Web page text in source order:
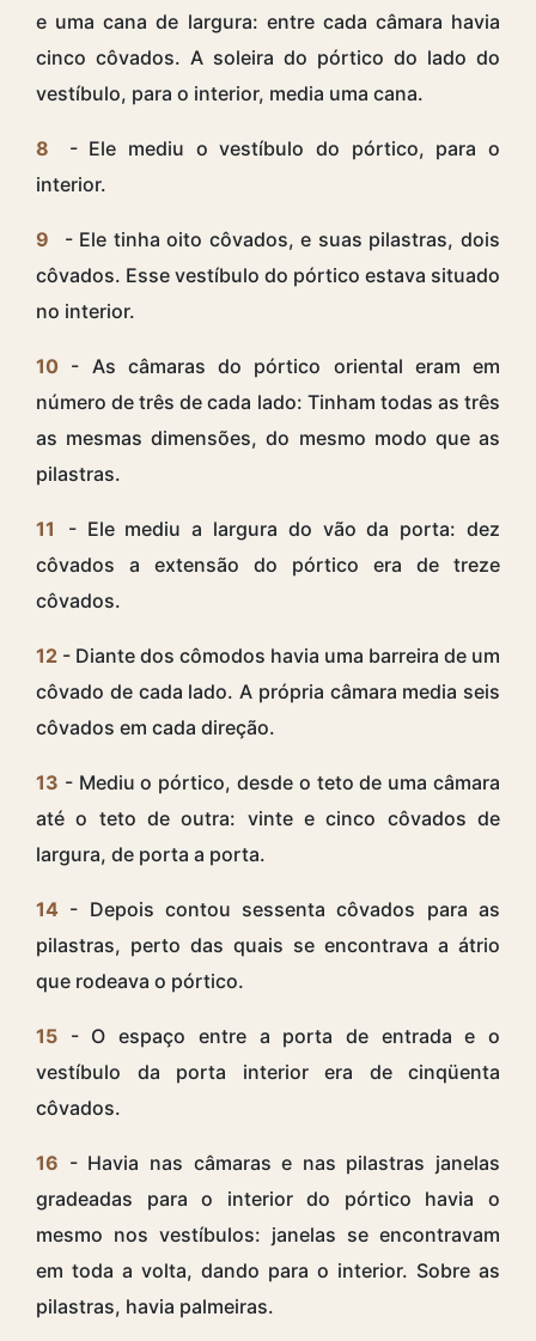
e uma cana de largura: entre cada câmara havia
cinco côvados. A soleira do pórtico do lado do
vestíbulo, para o interior, media uma cana.
8
- Ele mediu o vestíbulo do pórtico, para o
interior.
9
- Ele tinha oito côvados, e suas pilastras, dois
côvados. Esse vestíbulo do pórtico estava situado
no interior.
10 - As câmaras do pórtico oriental eram em
número de três de cada lado: Tinham todas as três
as mesmas dimensões, do mesmo modo que as
pilastras.
11
- Ele mediu a largura do vão da porta: dez
côvados a extensão do pórtico era de treze
côvados.
12 - Diante dos cômodos havia uma barreira de um
côvado de cada lado. A própria câmara media seis
côvados em cada direção.
13 - Mediu o pórtico, desde o teto de uma câmara
até o teto de outra: vinte e cinco côvados de
largura, de porta a porta.
14 - Depois contou sessenta côvados para as
pilastras, perto das quais se encontrava a átrio
que rodeava o pórtico.
15 - O espaço entre a porta de entrada e o
vestíbulo da porta interior era de cinqüenta
côvados.
16 - Havia nas câmaras e nas pilastras janelas
gradeadas para o interior do pórtico havia o
mesmo nos vestíbulos: janelas se encontravam
em toda a volta, dando para o interior. Sobre as
pilastras, havia palmeiras.